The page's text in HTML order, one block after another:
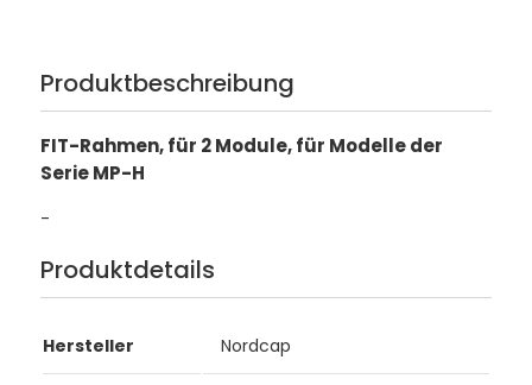
Produktbeschreibung
FIT-Rahmen, für 2 Module, für Modelle der
Serie MP-H
-
Produktdetails
Hersteller Nordcap